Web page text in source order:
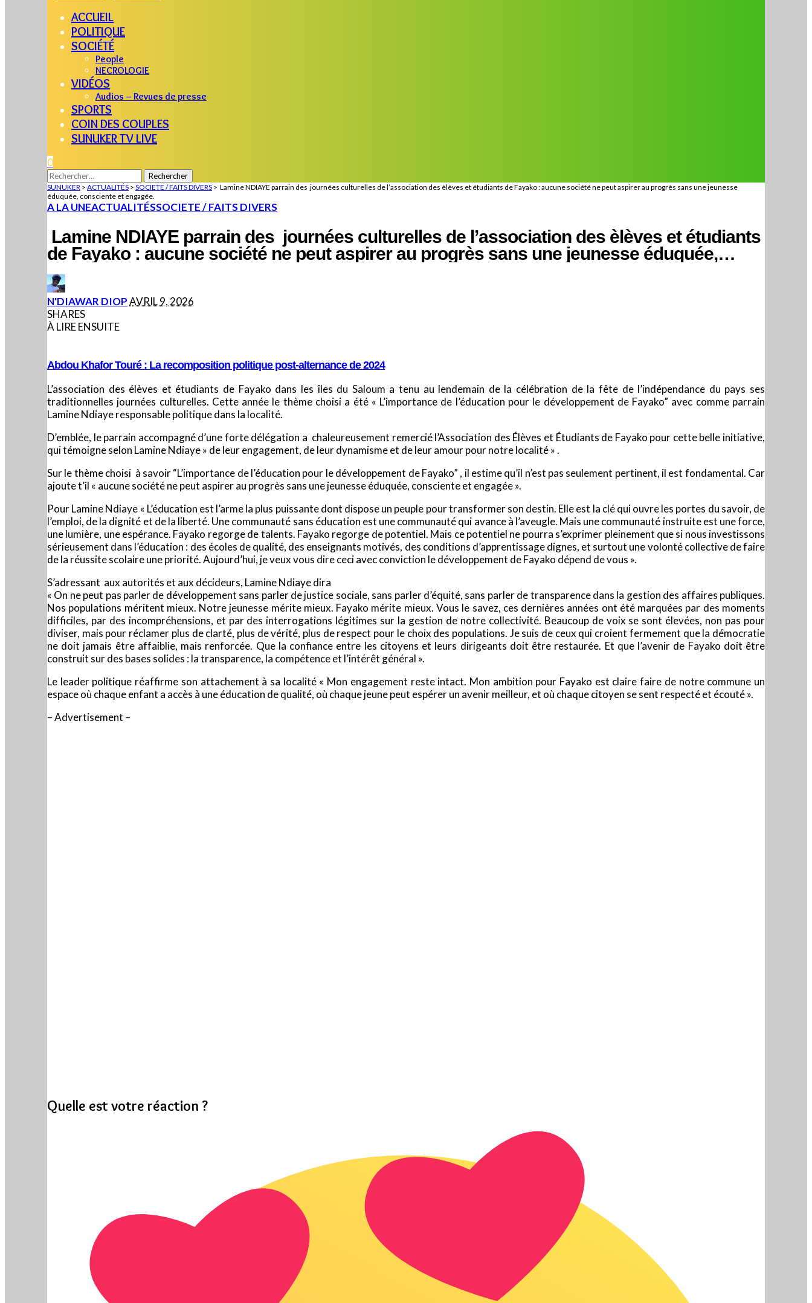
ACCUEIL
POLITIQUE
SOCIÉTÉ
People
NECROLOGIE
VIDÉOS
Audios – Revues de presse
SPORTS
COIN DES COUPLES
SUNUKER TV LIVE
0
Rechercher :
SUNUKER > ACTUALITÉS > SOCIETE / FAITS DIVERS > Lamine NDIAYE parrain des journées culturelles de l’association des èlèves et étudiants de Fayako : aucune société ne peut aspirer au progrès sans une jeunesse
éduquée, consciente et engagée.
A LA UNEACTUALITÉSSOCIETE / FAITS DIVERS
Lamine NDIAYE parrain des journées culturelles de l’association des èlèves et étudiants
de Fayako : aucune société ne peut aspirer au progrès sans une jeunesse éduquée,
consciente et engagée.
POSTED
BY
N'DIAWAR DIOPAVRIL 9, 2026
SHARES
À LIRE ENSUITE
Abdou Khafor Touré : La recomposition politique post-alternance de 2024
L’association des élèves et étudiants de Fayako dans les îles du Saloum a tenu au lendemain de la célébration de la fête de l’indépendance du pays ses
traditionnelles journées culturelles. Cette année le thème choisi a été « L’importance de l’éducation pour le développement de Fayako” avec comme parrain
Lamine Ndiaye responsable politique dans la localité.
D’emblée, le parrain accompagné d’une forte délégation a chaleureusement remercié l’Association des Élèves et Étudiants de Fayako pour cette belle initiative,
qui témoigne selon Lamine Ndiaye » de leur engagement, de leur dynamisme et de leur amour pour notre localité » .
Sur le thème choisi à savoir “L’importance de l’éducation pour le développement de Fayako” , il estime qu’il n’est pas seulement pertinent, il est fondamental. Car
ajoute t’il « aucune société ne peut aspirer au progrès sans une jeunesse éduquée, consciente et engagée ».
Pour Lamine Ndiaye « L’éducation est l’arme la plus puissante dont dispose un peuple pour transformer son destin. Elle est la clé qui ouvre les portes du savoir, de
l’emploi, de la dignité et de la liberté. Une communauté sans éducation est une communauté qui avance à l’aveugle. Mais une communauté instruite est une force,
une lumière, une espérance. Fayako regorge de talents. Fayako regorge de potentiel. Mais ce potentiel ne pourra s’exprimer pleinement que si nous investissons
sérieusement dans l’éducation : des écoles de qualité, des enseignants motivés, des conditions d’apprentissage dignes, et surtout une volonté collective de faire
de la réussite scolaire une priorité. Aujourd’hui, je veux vous dire ceci avec conviction le développement de Fayako dépend de vous ».
S’adressant aux autorités et aux décideurs, Lamine Ndiaye dira
« On ne peut pas parler de développement sans parler de justice sociale, sans parler d’équité, sans parler de transparence dans la gestion des affaires publiques.
Nos populations méritent mieux. Notre jeunesse mérite mieux. Fayako mérite mieux. Vous le savez, ces dernières années ont été marquées par des moments
difficiles, par des incompréhensions, et par des interrogations légitimes sur la gestion de notre collectivité. Beaucoup de voix se sont élevées, non pas pour
diviser, mais pour réclamer plus de clarté, plus de vérité, plus de respect pour le choix des populations. Je suis de ceux qui croient fermement que la démocratie
ne doit jamais être affaiblie, mais renforcée. Que la confiance entre les citoyens et leurs dirigeants doit être restaurée. Et que l’avenir de Fayako doit être
construit sur des bases solides : la transparence, la compétence et l’intérêt général ».
Le leader politique réaffirme son attachement à sa localité « Mon engagement reste intact. Mon ambition pour Fayako est claire faire de notre commune un
espace où chaque enfant a accès à une éducation de qualité, où chaque jeune peut espérer un avenir meilleur, et où chaque citoyen se sent respecté et écouté ».
– Advertisement –
Quelle est votre réaction ?